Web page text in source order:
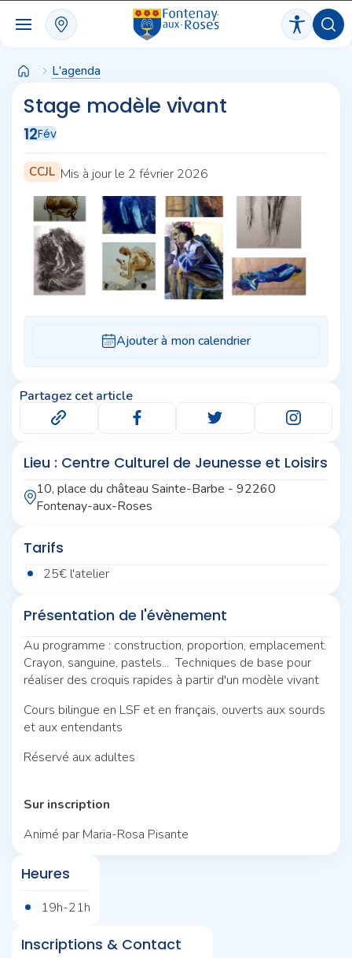
L'agenda
Stage modèle vivant
12Fév
CCJL Mis à jour le 2 février 2026
Partagez cet article
Lieu : Centre Culturel de Jeunesse et Loisirs
10, place du château Sainte-Barbe - 92260
Fontenay-aux-Roses
Tarifs
25€ l'atelier
Présentation de l'évènement
Au programme : construction, proportion, emplacement.
Crayon, sanguine, pastels... Techniques de base pour
réaliser des croquis rapides à partir d'un modèle vivant
Cours bilingue en LSF et en français, ouverts aux sourds
et aux entendants
Réservé aux adultes
Sur inscription
Animé par Maria-Rosa Pisante
Heures
19h-21h
Inscriptions & Contact
Panneau de gestion des cookies